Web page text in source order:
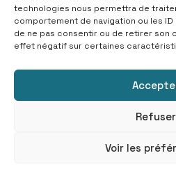
technologies nous permettra de
comportement de navigation ou les
de ne pas consentir ou de retirer son
effet négatif sur certaines
Refuser
Voir les
© 2025 Samed® — Tous droits
Signaler un contenu -